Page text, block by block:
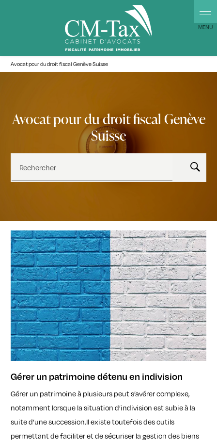
Avocat pour du droit fiscal Genève Suisse
Avocat pour du droit fiscal Genève
Suisse
Rechercher
Gérer un patrimoine détenu en indivision
Gérer un patrimoine à plusieurs peut s’avérer complexe,
notamment lorsque la situation d’indivision est subie à la
suite d’une succession.Il existe toutefois des outils
permettant de faciliter et de sécuriser la gestion des biens